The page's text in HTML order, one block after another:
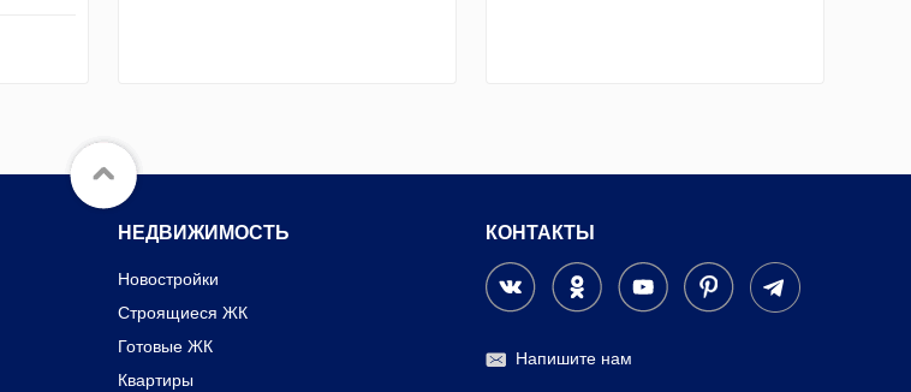
НЕДВИЖИМОСТЬ
Новостройки
Строящиеся ЖК
Готовые ЖК
Квартиры
КОНТАКТЫ
Напишите нам